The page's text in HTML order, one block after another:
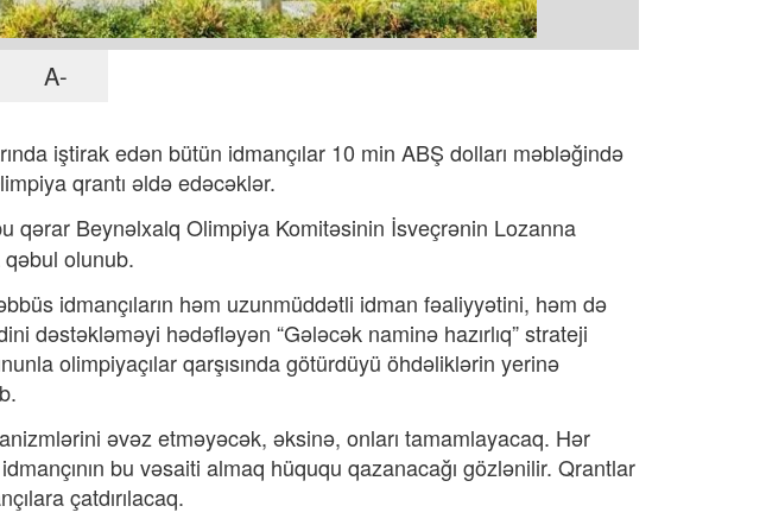
A-
iştirak edən bütün idmançılar 10 min ABŞ dolları məbləğində
qrantı əldə edəcəklər.
qərar Beynəlxalq Olimpiya Komitəsinin İsveçrənin Lozanna
qəbul olunub.
idmançıların həm uzunmüddətli idman fəaliyyətini, həm də
dəstəkləməyi hədəfləyən “Gələcək naminə hazırlıq” strateji
olimpiyaçılar qarşısında götürdüyü öhdəliklərin yerinə
əvəz etməyəcək, əksinə, onları tamamlayacaq. Hər
bu vəsaiti almaq hüququ qazanacağı gözlənilir. Qrantlar
çatdırılacaq.